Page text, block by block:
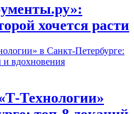
хочется расти
Технологии»